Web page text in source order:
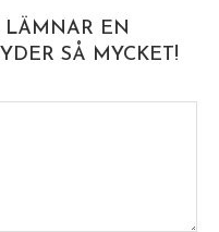
LÄMNAR EN
SÅ MYCKET!